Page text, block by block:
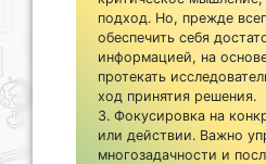
подход. Но, прежде
обеспечить себя
информацией, на
протекать
ход принятия решения.
Фокусировка на
или действии. Важно
многозадачности и